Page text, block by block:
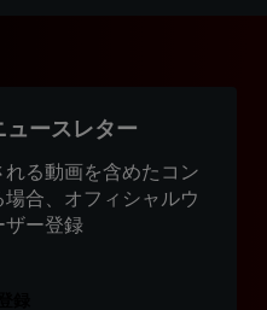
ースレター
る動画を含めたコン
合、オフィシャルウ
ザー登録